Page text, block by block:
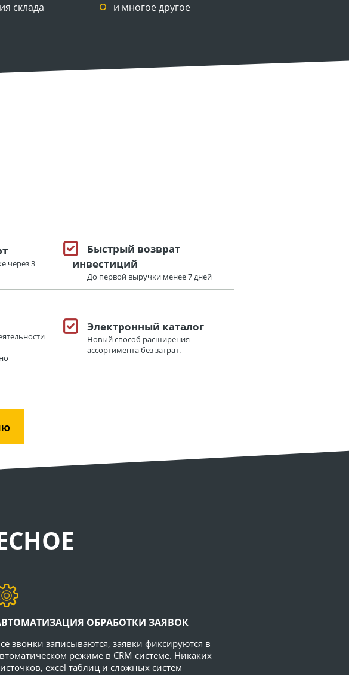
склада
и многое другое
через 3
Быстрый возврат
инвестиций
До первой выручки менее 7 дней
Электронный каталог
Новый способ расширения
ассортимента без затрат.
ОБРАБОТКИ ЗАЯВОК
звонки записываются, заявки фиксируются в
режиме в CRM системе. Никаких
excel таблиц и сложных систем